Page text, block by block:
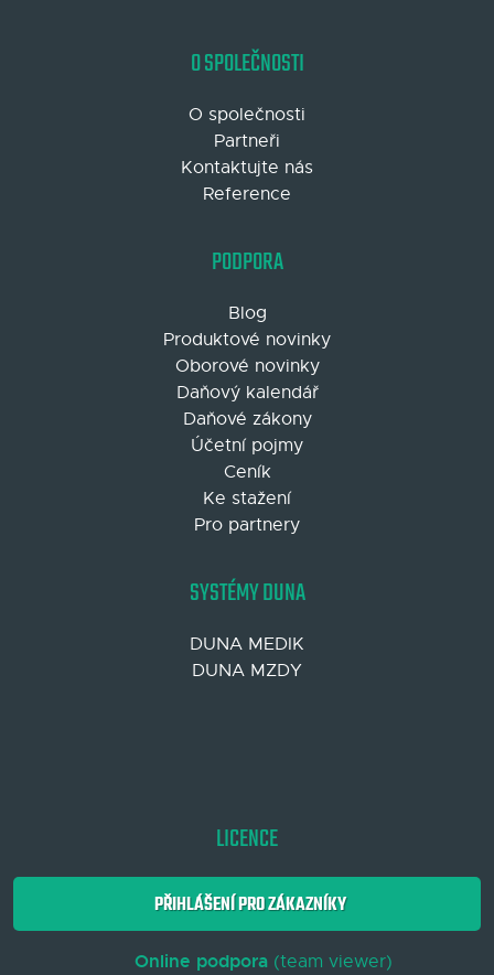
O SPOLEČNOSTI
O společnosti
Partneři
Kontaktujte nás
Reference
PODPORA
Blog
Produktové novinky
Oborové novinky
Daňový kalendář
Daňové zákony
Účetní pojmy
Ceník
Ke stažení
Pro partnery
SYSTÉMY DUNA
DUNA MEDIK
DUNA MZDY
LICENCE
PŘIHLÁŠENÍ PRO ZÁKAZNÍKY
Online podpora(team viewer)